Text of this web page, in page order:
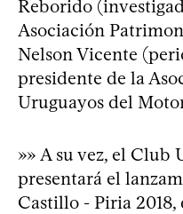
Reborido
Asociación
Nelson Vicente
presidente de la
Uruguayos del
»» A su vez, el Club
presentará el
Castillo - Piria 2018,